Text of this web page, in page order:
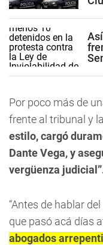
Por poco más de
frente al tribunal y
estilo, cargó
Dante Vega, y
vergüenza
“Antes de hablar
que pasó acá días
abogados